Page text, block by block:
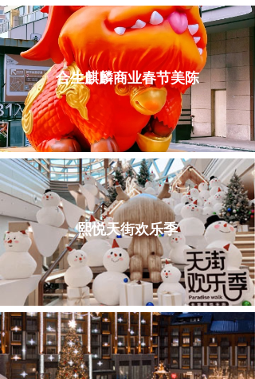
合生麒麟商业春节美陈
熙悦天街欢乐季